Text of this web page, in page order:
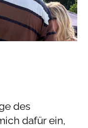
des
dafür ein,